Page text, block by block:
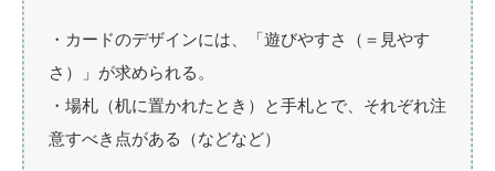
・カードのデザインには、「遊びやすさ（＝見やす
さ）」が求められる。
・場札（机に置かれたとき）と手札とで、それぞれ注
意すべき点がある（などなど）